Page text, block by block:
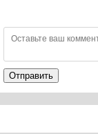
Отправить